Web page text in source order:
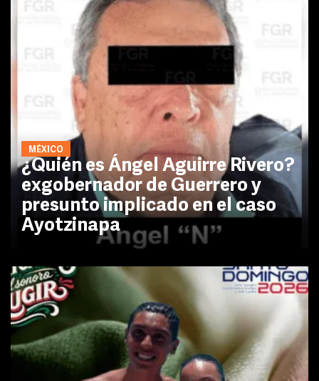
MÉXICO
¿Quién es Ángel Aguirre Rivero?
exgobernador de Guerrero y
presunto implicado en el caso
Ayotzinapa